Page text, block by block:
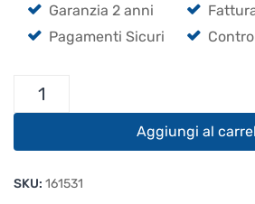
Garanzia 2 anni
Pagamenti Sicuri
UDG
MK2
quantità
Aggiungi al
SKU: 161531